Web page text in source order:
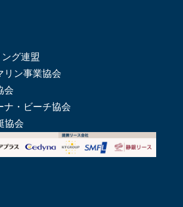
グ連盟
リン事業協会
会
ナ・ビーチ協会
協会